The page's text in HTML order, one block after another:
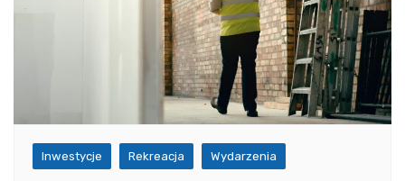
Inwestycje Rekreacja Wydarzenia